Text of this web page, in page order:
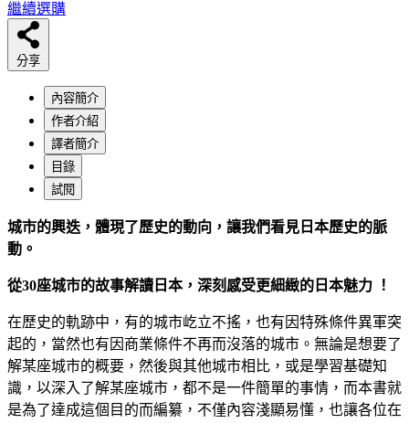
繼續選購
分享
內容簡介
作者介紹
譯者簡介
目錄
試閱
城市的興迭，體現了歷史的動向，讓我們看見日本歷史的脈
動。
從30座城市的故事解讀日本，深刻感受更細緻的日本魅力 ！
在歷史的軌跡中，有的城市屹立不搖，也有因特殊條件異軍突
起的，當然也有因商業條件不再而沒落的城市。無論是想要了
解某座城市的概要，然後與其他城市相比，或是學習基礎知
識，以深入了解某座城市，都不是一件簡單的事情，而本書就
是為了達成這個目的而編纂，不僅內容淺顯易懂，也讓各位在